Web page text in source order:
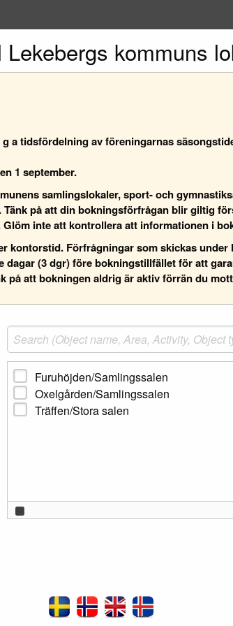
kommuns
a tidsfördelning av föreningarnas
1 september.
samlingslokaler, sport- och
på att din bokningsförfrågan blir giltig
inte att kontrollera att informationen i
kontorstid. Förfrågningar som skickas under
(3 dgr) före bokningstillfället för att
på att bokningen aldrig är aktiv förrän du
Furuhöjden/Samlingssalen
Oxelgården/Samlingssalen
Träffen/Stora salen